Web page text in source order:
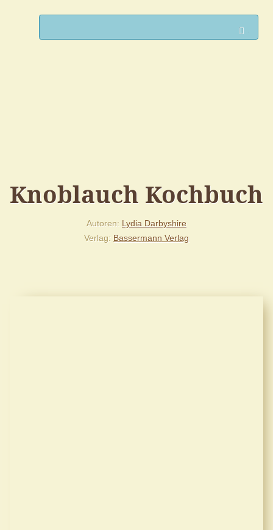
Knoblauch Kochbuch
Autoren Lydia Darbyshire
Verlag Bassermann Verlag